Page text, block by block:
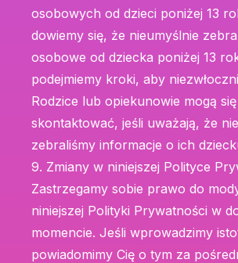
osobowych od dzieci poniżej 13
dowiemy się, że nieumyślnie
osobowe od dziecka poniżej 13
podejmiemy kroki, aby
Rodzice lub opiekunowie mogą
skontaktować, jeśli uważają, że
zebraliśmy informacje o ich
9. Zmiany w niniejszej Polityce
Zastrzegamy sobie prawo do
niniejszej Polityki Prywatności w
momencie. Jeśli wprowadzimy
powiadomimy Cię o tym za